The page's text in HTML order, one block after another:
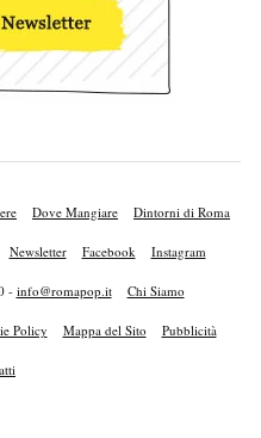
Dove Mangiare Dintorni di Roma
Newsletter Facebook Instagram
- info@romapop.it Chi Siamo
Policy Mappa del Sito Pubblicità